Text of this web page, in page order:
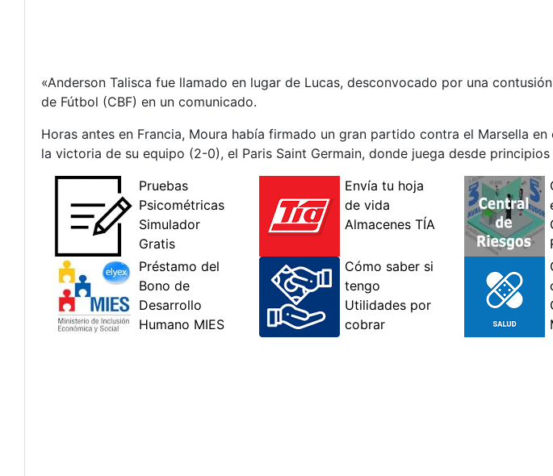
«Anderson Talisca fue llamado en lugar de Lucas, desconvocado por una
de Fútbol (CBF) en un comunicado.
Horas antes en Francia, Moura había firmado un gran partido contra el Marsella
la victoria de su equipo (2-0), el Paris Saint Germain, donde juega desde principios